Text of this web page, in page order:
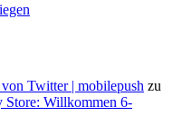
Twitter | mobilepush zu
Store: Willkommen 6-